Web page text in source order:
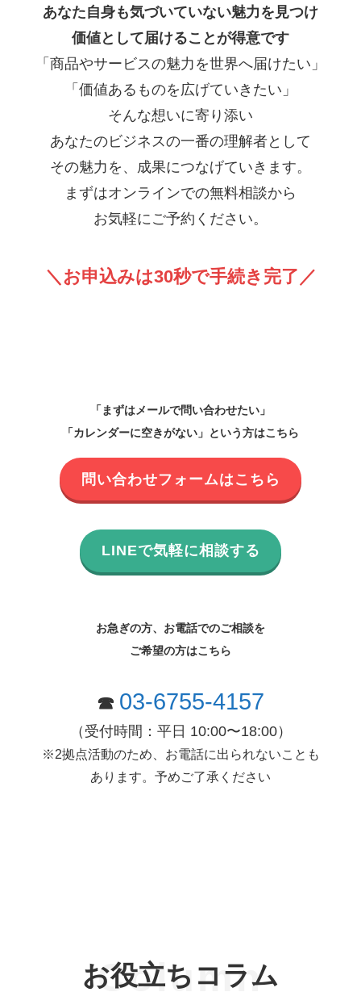
あなた自身も気づいていない魅力を見つけ
価値として届けることが得意です
「商品やサービスの魅力を世界へ届けたい」
「価値あるものを広げていきたい」
そんな想いに寄り添い
あなたのビジネスの一番の理解者として
その魅力を、成果につなげていきます。
まずはオンラインでの無料相談から
お気軽にご予約ください。
＼お申込みは30秒で手続き完了／
「まずはメールで問い合わせたい」
「カレンダーに空きがない」という方はこちら
問い合わせフォームはこちら
LINEで気軽に相談する
お急ぎの方、お電話でのご相談を
ご希望の方はこちら
☎ 03-6755-4157
（受付時間：平日 10:00〜18:00）
※2拠点活動のため、お電話に出られないことも
あります。予めご了承ください
お役立ちコラム